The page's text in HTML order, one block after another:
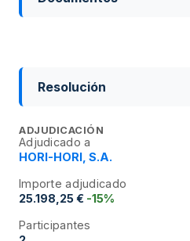
Resolución
ADJUDICACIÓN
Adjudicado a
HORI-HORI, S.A.
Importe adjudicado
25.198,25 € -15%
Participantes